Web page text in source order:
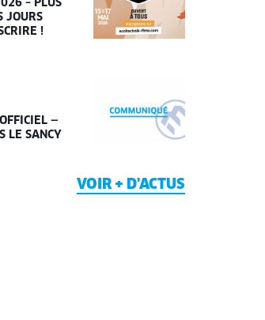
– PLUS
JOURS
!
—
LE SANCY
VOIR + D'ACTUS